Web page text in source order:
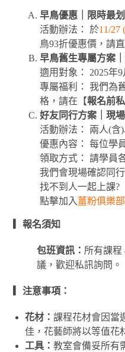
早鳥優惠｜限時最
活動辦法： 於11/27
鳥93折優惠價，請
早鳥舊生專屬方案
適用對象： 2025年9
專屬福利： 我們為
格，請在【報名前
好友同行方案｜現
活動辦法： 兩人(含
優惠內容： 每位學
領取方式： 請學員
我們會現場確認同
找不到人一起上課?
點擊加入 薑粉俱樂
▎報名須知
包班資訊： 所有課程
議，歡迎私訊詢問。
▎注意事項：
花材：課程花材會因當
佳，花藝師將以等值花
工具：教室會備妥所有